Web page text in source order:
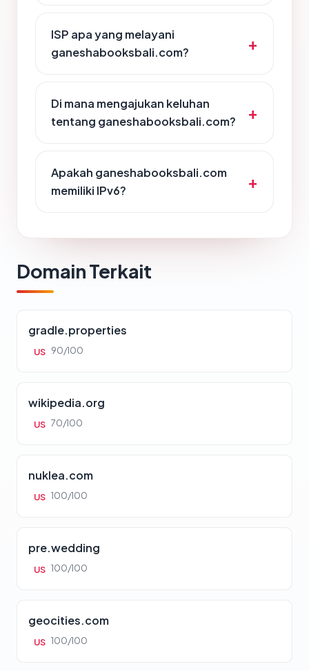
ISP apa yang melayani
ganeshabooksbali.com?
Di mana mengajukan keluhan
tentang ganeshabooksbali.com?
Apakah ganeshabooksbali.com
memiliki IPv6?
Domain Terkait
gradle.properties
US 90/100
wikipedia.org
US 70/100
nuklea.com
US 100/100
pre.wedding
US 100/100
geocities.com
US 100/100